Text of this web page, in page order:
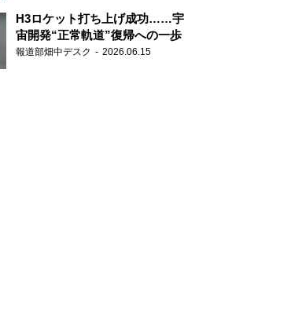
H3ロケット打ち上げ成功……宇
宙開発“正常軌道”復帰への一歩
報道部畑中デスク 2026.06.15